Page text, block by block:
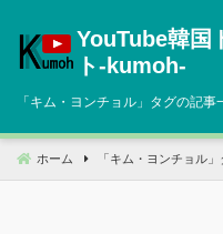
へ
動
YouTube韓国
ト‐kumoh‐
「キム・ヨンチョル 」タグの記事
ホーム 「 キム・ヨンチョル